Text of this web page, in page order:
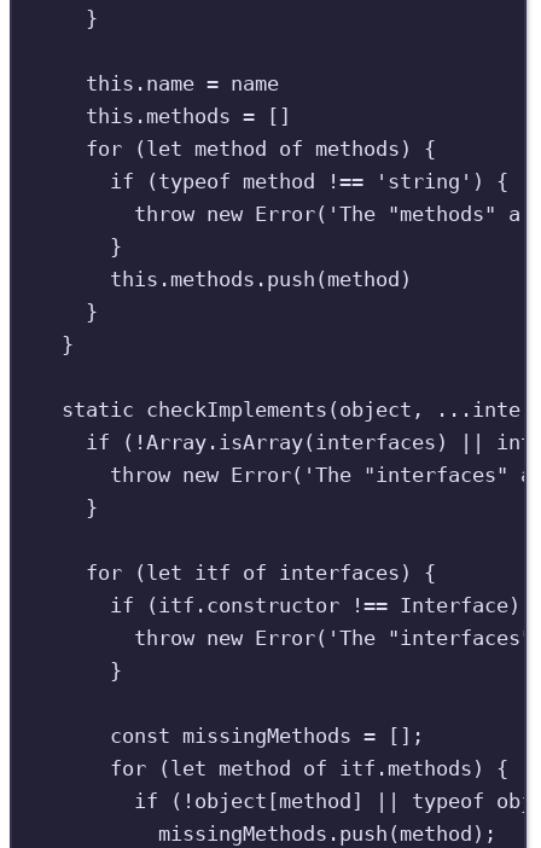
}
this . name = name
this . methods =
[]
for
( let method of methods )
{
if
( typeof method !== ' string ' )
{
throw new Error( 'The "methods"
}
this . methods . push ( method )
}
}
static checkImplements ( object , ...
if
( !Array . isArray( interfaces )
throw new Error( 'The "interfaces"
}
for ( let itf of interfaces )
{
if
( itf . constructor !== Interface)
throw new Error( 'The "interfaces"
}
const missingMethods = [] ;
for
( let method of itf . methods )
{
if
( ! object [method ] typeof
missingMethods . push ( method ) ;